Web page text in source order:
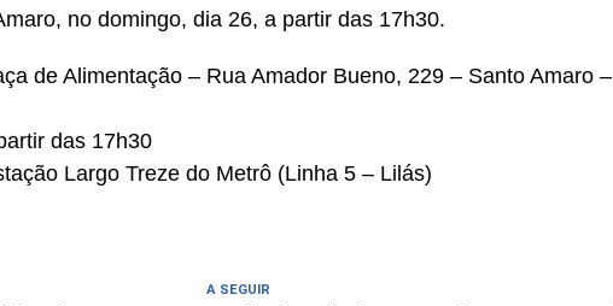
no domingo, dia 26, a partir das 17h30.
de Alimentação – Rua Amador Bueno, 229 – Santo Amaro –
das 17h30
Largo Treze do Metrô (Linha 5 – Lilás)
A SEGUIR